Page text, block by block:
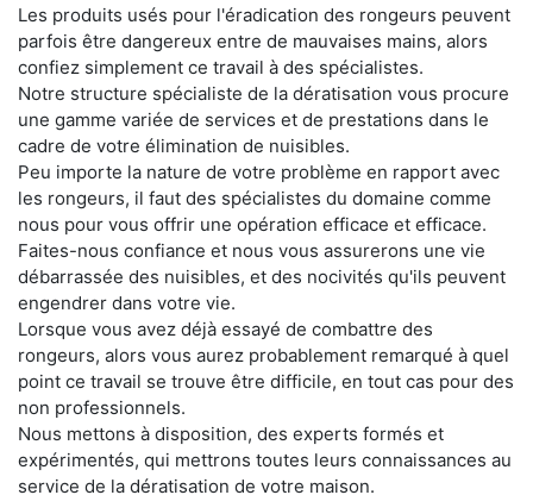
Les produits usés pour l'éradication des rongeurs peuvent
parfois être dangereux entre de mauvaises mains, alors
confiez simplement ce travail à des spécialistes.
Notre structure spécialiste de la dératisation vous procure
une gamme variée de services et de prestations dans le
cadre de votre élimination de nuisibles.
Peu importe la nature de votre problème en rapport avec
les rongeurs, il faut des spécialistes du domaine comme
nous pour vous offrir une opération efficace et efficace.
Faites-nous confiance et nous vous assurerons une vie
débarrassée des nuisibles, et des nocivités qu'ils peuvent
engendrer dans votre vie.
Lorsque vous avez déjà essayé de combattre des
rongeurs, alors vous aurez probablement remarqué à quel
point ce travail se trouve être difficile, en tout cas pour des
non professionnels.
Nous mettons à disposition, des experts formés et
expérimentés, qui mettrons toutes leurs connaissances au
service de la dératisation de votre maison.